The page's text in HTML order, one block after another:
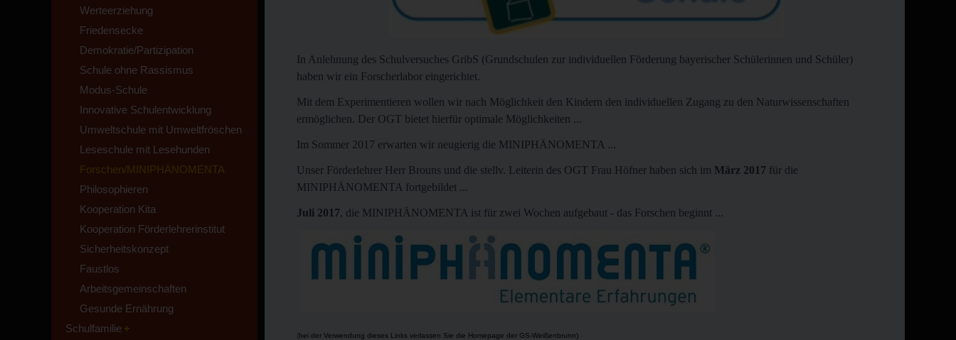
In Anlehnung des Schulversuches GribS (Grundschulen zur individuellen Förderung bayerischer Schülerinnen und Schüler)
haben wir ein Forscherlabor eingerichtet.
Mit dem Experimentieren wollen wir nach Möglichkeit den Kindern den individuellen Zugang zu den Naturwissenschaften
ermöglichen. Der OGT bietet hierfür optimale Möglichkeiten ...
Im Sommer 2017 erwarten wir neugierig die MINIPHÄNOMENTA ...
Unser Förderlehrer Herr Brouns und die stellv. Leiterin des OGT Frau Höfner haben sich im März 2017 für die
MINIPHÄNOMENTA fortgebildet ...
Juli 2017, die MINIPHÄNOMENTA ist für zwei Wochen aufgebaut - das Forschen beginnt ...
(bei der Verwendung dieses Links verlassen Sie die Homepage der GS-Weißenbrunn)
Werteerziehung
Friedensecke
Demokratie/Partizipation
Schule ohne Rassismus
Modus-Schule
Innovative Schulentwicklung
Umweltschule mit Umweltfröschen
Leseschule mit Lesehunden
Forschen/MINIPHÄNOMENTA
Philosophieren
Kooperation Kita
Kooperation Förderlehrerinstitut
Sicherheitskonzept
Faustlos
Arbeitsgemeinschaften
Gesunde Ernährung
Schulfamilie